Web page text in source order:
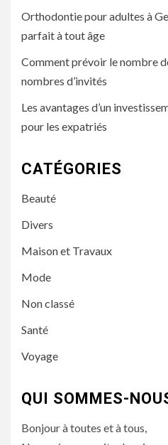
Orthodontie pour adultes à
parfait à tout âge
Comment prévoir le nombre
nombres d’invités
Les avantages d’un
pour les expatriés
CATÉGORIES
Beauté
Divers
Maison et Travaux
Mode
Non classé
Santé
Voyage
QUI SOMMES-
Bonjour à toutes et à tous,